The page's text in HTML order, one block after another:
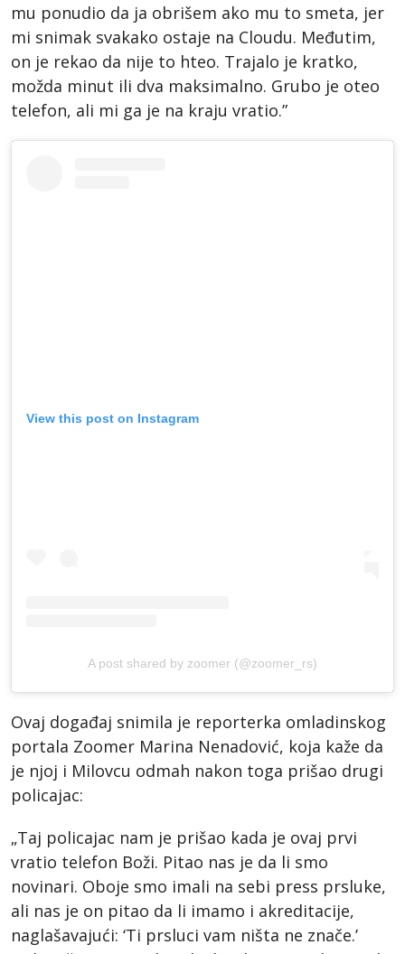
mu ponudio da ja obrišem ako mu to smeta, jer
mi snimak svakako ostaje na Cloudu. Međutim,
on je rekao da nije to hteo. Trajalo je kratko,
možda minut ili dva maksimalno. Grubo je oteo
telefon, ali mi ga je na kraju vratio.”
View this post on Instagram
A post shared by zoomer (@zoomer_rs)
Ovaj događaj snimila je reporterka omladinskog
portala Zoomer Marina Nenadović, koja kaže da
je njoj i Milovcu odmah nakon toga prišao drugi
policajac:
„Taj policajac nam je prišao kada je ovaj prvi
vratio telefon Boži. Pitao nas je da li smo
novinari. Oboje smo imali na sebi press prsluke,
ali nas je on pitao da li imamo i akreditacije,
naglašavajući: ‘Ti prsluci vam ništa ne znače.’